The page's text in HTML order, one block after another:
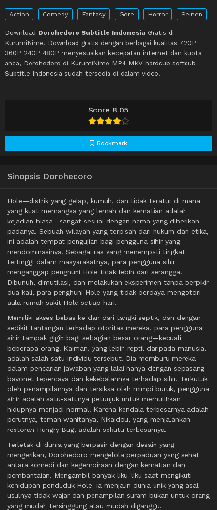
Score 8.05
Bookmark
Action Comedy Fantasy Gore Horror Seinen
Download Dorohedoro Subtitle Indonesia Gratis di
KurumiNime. Download gratis dengan berbagai kualitas 720P
360P 240P 480P menyesuaikan kecepatan internet dan kuota
anda, Dorohedoro di KurumiNime MP4 MKV hardsub softsub
Subtitle Indonesia sudah tersedia di dalam video.
Sinopsis Dorohedoro
Hole—distrik yang gelap, kumuh, dan tidak teratur di mana
yang kuat memangsa yang lemah dan kematian adalah
kejadian biasa—sangat sesuai dengan nama yang diberikan
padanya. Sebuah wilayah yang terpisah dari hukum dan etika,
ini adalah tempat pengujian bagi pengguna sihir yang
mendominasinya. Sebagai ras yang menempati tingkat
tertinggi dalam masyarakatnya, para pengguna sihir
menganggap penghuni Hole tidak lebih dari serangga.
Dibunuh, dimutilasi, dan melakukan eksperimen tanpa berpikir
dua kali, para penghuni Hole yang tidak berdaya mengotori
aula rumah sakit Hole setiap hari.
Memiliki akses bebas ke dan dari tangki septik, dan dengan
sedikit tantangan terhadap otoritas mereka, para pengguna
sihir tampak gigih bagi sebagian besar orang—kecuali
beberapa orang. Kaiman, yang lebih reptil daripada manusia,
adalah salah satu individu tersebut. Dia memburu mereka
dalam pencarian jawaban yang lalai hanya dengan sepasang
bayonet tepercaya dan kekebalannya terhadap sihir. Terkutuk
oleh penampilannya dan tersiksa oleh mimpi buruk, pengguna
sihir adalah satu-satunya petunjuk untuk memulihkan
hidupnya menjadi normal. Karena kendala terbesarnya adalah
perutnya, teman wanitanya, Nikaidou, yang menjalankan
restoran Hungry Bug, adalah sekutu terbesarnya.
Terletak di dunia yang berpasir dengan desain yang
mengerikan, Dorohedoro mengelola perpaduan yang sehat
antara komedi dan kegembiraan dengan kematian dan
pembantaian. Mengambil banyak liku-liku saat mengikuti
kehidupan penduduk Hole, ia menjalin dunia unik yang asal
usulnya tidak wajar dan penampilan suram bukan untuk orang
yang mudah tersinggung atau mudah diganggu.